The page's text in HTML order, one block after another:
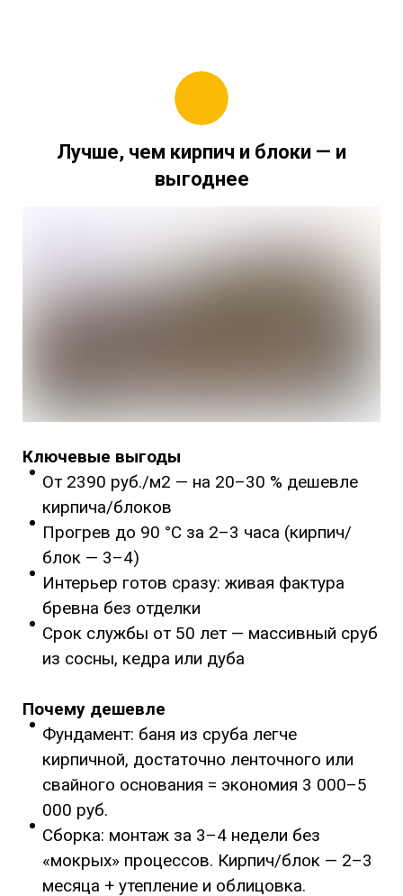
Лучше, чем кирпич и блоки — и
выгоднее
Ключевые выгоды
От 2390 руб./м2 — на 20–30 % дешевле
кирпича/блоков
Прогрев до 90 °C за 2–3 часа (кирпич/
блок — 3–4)
Интерьер готов сразу: живая фактура
бревна без отделки
Срок службы от 50 лет — массивный сруб
из сосны, кедра или дуба
Почему дешевле
Фундамент: баня из сруба легче
кирпичной, достаточно ленточного или
свайного основания = экономия 3 000–5
000 руб.
Сборка: монтаж за 3–4 недели без
«мокрых» процессов. Кирпич/блок — 2–3
месяца + утепление и облицовка.